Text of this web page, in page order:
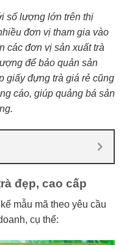
số lượng lớn trên thị
đơn vị tham gia vào
các đơn vị sản xuất trà
để bảo quản sản
giấy đựng trà giá rẻ cũng
cáo, giúp quảng bá sản
đẹp, cao cấp
mẫu mã theo yêu cầu
cụ thể: